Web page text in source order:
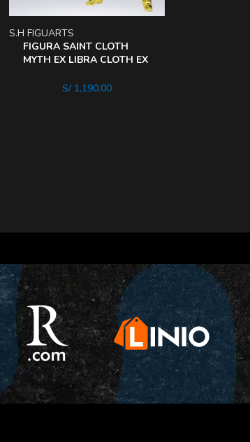
FIGURA SAINT CLOTH
MYTH EX LIBRA CLOTH EX
REVIVAL
S.H FIGUARTS
S/1,190.00